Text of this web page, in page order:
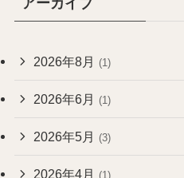
2026年8月 (1)
2026年6月 (1)
2026年5月 (3)
2026年4月 (1)